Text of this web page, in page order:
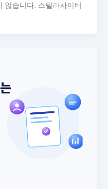
않습니다. 스텔라사이버